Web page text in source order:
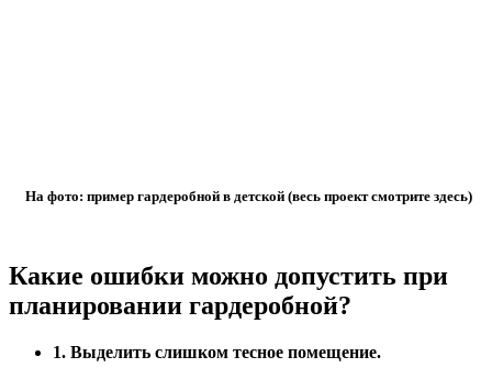
На фото: пример гардеробной в детской (весь проект смотрите здесь)
Какие ошибки можно допустить при
планировании гардеробной?
1. Выделить слишком тесное помещение.